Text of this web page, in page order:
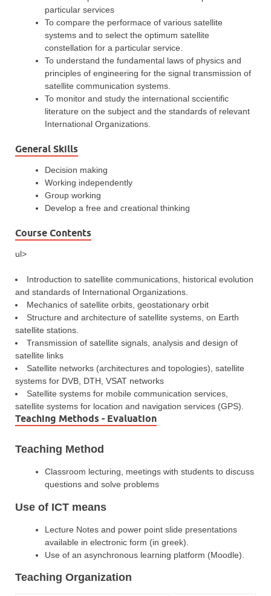
particular services
To compare the performace of various satellite
systems and to select the optimum satellite
constellation for a particular service.
To understand the fundamental laws of physics and
principles of engineering for the signal transmission of
satellite communication systems.
To monitor and study the international sccientific
literature on the subject and the standards of relevant
International Organizations.
General Skills
Decision making
Working independently
Group working
Develop a free and creational thinking
Course Contents
ul>
Introduction to satellite communications, historical evolution
and standards of International Organizations.
Mechanics of satellite orbits, geostationary orbit
Structure and architecture of satellite systems, on Earth
satellite stations.
Transmission of satellite signals, analysis and design of
satellite links
Satellite networks (architectures and topologies), satellite
systems for DVB, DTH, VSAT networks
Satellite systems for mobile communication services,
satellite systems for location and navigation services (GPS).
Teaching Methods - Evaluation
Teaching Method
Classroom lecturing, meetings with students to discuss
questions and solve problems
Use of ICT means
Lecture Notes and power point slide presentations
available in electronic form (in greek).
Use of an asynchronous learning platform (Moodle).
Teaching Organization